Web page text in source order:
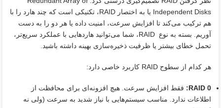
Independent Disks یا به اختصار RAID، تکنیکی است که چند هارد را با
هم ترکیب می‌کند تا افزایش سرعت، امنیت داده یا هر دو را به‌ دست
آوریم. بسته به نوع RAID، شما می‌توانید هاردهایی با عملکرد سریع‌تر،
تحمل خطای بیشتر یا ظرفیت ذخیره‌سازی بهینه داشته باشید.
هر کدام از سطوح RAID کاربرد خاصی دارد:
RAID 0
: فقط افزایش سرعت. هیچ افزونه‌ای برای محافظت از
اطلاعات ندارد. مناسب سیستم‌هایی با نیاز شدید به سرعت (ولی نه